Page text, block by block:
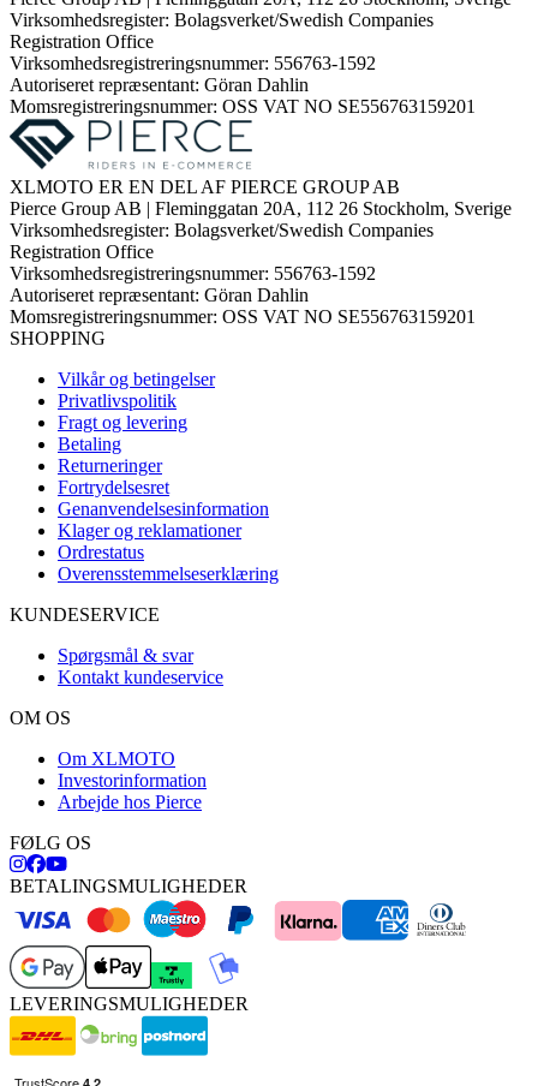
Virksomhedsregister: Bolagsverket/Swedish Companies
Registration Office
Virksomhedsregistreringsnummer: 556763-1592
Autoriseret repræsentant: Göran Dahlin
Momsregistreringsnummer: OSS VAT NO SE556763159201
XLMOTO ER EN DEL AF PIERCE GROUP AB
Pierce Group AB | Fleminggatan 20A, 112 26 Stockholm, Sverige
Virksomhedsregister: Bolagsverket/Swedish Companies
Registration Office
Virksomhedsregistreringsnummer: 556763-1592
Autoriseret repræsentant: Göran Dahlin
Momsregistreringsnummer: OSS VAT NO SE556763159201
SHOPPING
Vilkår og betingelser
Privatlivspolitik
Fragt og levering
Betaling
Returneringer
Fortrydelsesret
Genanvendelsesinformation
Klager og reklamationer
Ordrestatus
Overensstemmelseserklæring
KUNDESERVICE
Spørgsmål & svar
Kontakt kundeservice
OM OS
Om XLMOTO
Investorinformation
Arbejde hos Pierce
FØLG OS
BETALINGSMULIGHEDER
LEVERINGSMULIGHEDER